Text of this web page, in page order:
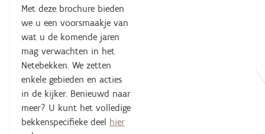
Met deze brochure bieden
we u een voorsmaakje van
wat u de komende jaren
mag verwachten in het
Netebekken. We zetten
enkele gebieden en acties
in de kijker. Benieuwd naar
meer? U kunt het volledige
bekkenspecifieke deel hier